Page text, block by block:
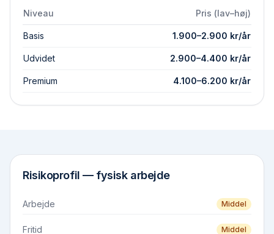
Niveau Pris (lav–høj)
Basis 1.900–2.900 kr/år
Udvidet 2.900–4.400 kr/år
Premium 4.100–6.200 kr/år
Risikoprofil — fysisk arbejde
Arbejde Middel
Fritid Middel